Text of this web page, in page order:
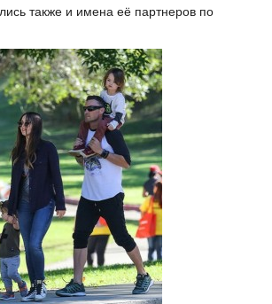
также и имена её партнеров по